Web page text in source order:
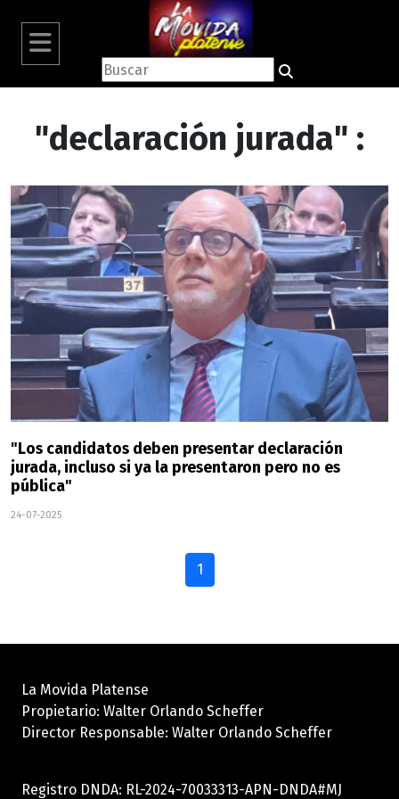
"declaración jurada" :
"Los candidatos deben presentar declaración
jurada, incluso si ya la presentaron pero no es
pública"
24-07-2025
1
La Movida Platense
Propietario: Walter Orlando Scheffer
Director Responsable: Walter Orlando Scheffer
Registro DNDA: RL-2024-70033313-APN-DNDA#MJ